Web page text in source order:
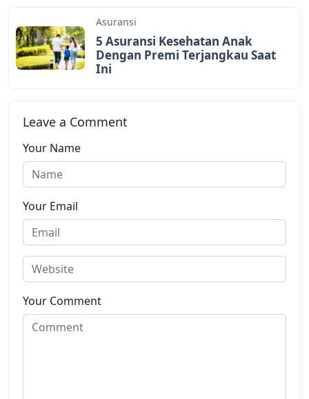
Asuransi
5 Asuransi Kesehatan Anak
Dengan Premi Terjangkau Saat
Ini
Leave a Comment
Your Name
Your Email
Your Comment